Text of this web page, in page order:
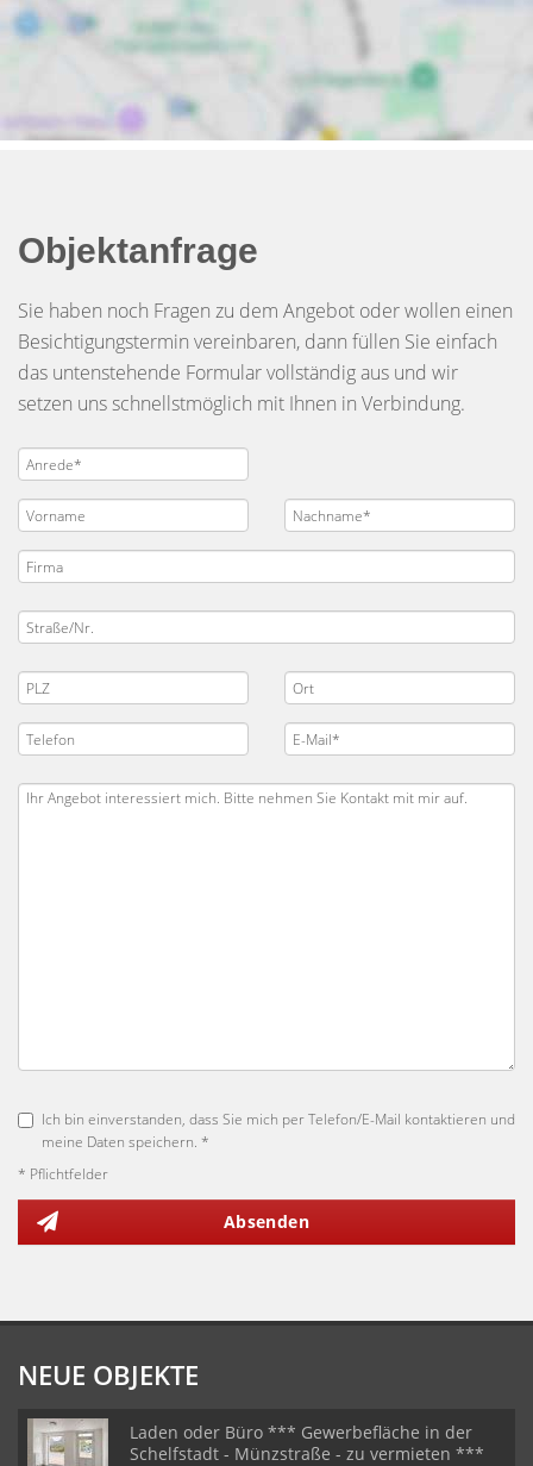
Objektanfrage
Sie haben noch Fragen zu dem Angebot oder wollen einen
Besichtigungstermin vereinbaren, dann füllen Sie einfach
das untenstehende Formular vollständig aus und wir
setzen uns schnellstmöglich mit Ihnen in Verbindung.
Ich bin einverstanden, dass Sie mich per Telefon/E-Mail kontaktieren und
meine Daten speichern. *
* Pflichtfelder
Absenden
NEUE OBJEKTE
Laden oder Büro *** Gewerbefläche in der
Schelfstadt - Münzstraße - zu vermieten ***